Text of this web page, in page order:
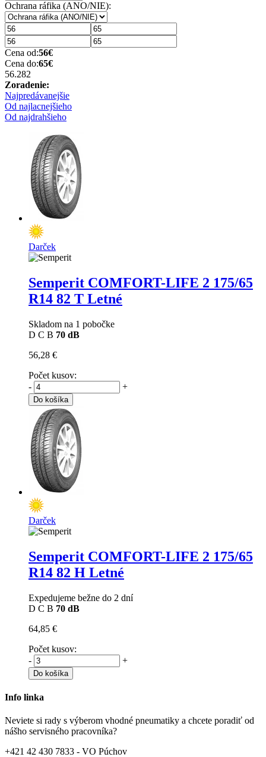
Ochrana ráfika (ANO/NIE):
Cena od:56€
Cena do:65€
56.282
Zoradenie:
Najpredávanejšie
Od najlacnejšieho
Od najdrahšieho
Darček
Semperit COMFORT-LIFE 2 175/65
R14 82 T Letné
Skladom na 1 pobočke
D C B 70 dB
56,28 €
Počet kusov:
-
+
Do košíka
Darček
Semperit COMFORT-LIFE 2 175/65
R14 82 H Letné
Expedujeme bežne do 2 dní
D C B 70 dB
64,85 €
Počet kusov:
-
+
Do košíka
Info linka
Neviete si rady s výberom vhodné pneumatiky a chcete poradiť od
nášho servisného pracovníka?
+421 42 430 7833 - VO Púchov